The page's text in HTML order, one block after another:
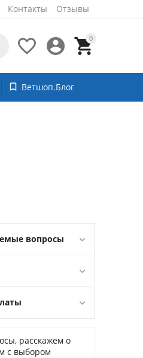
Контакты Отзывы
0



bookmark_border Ветшоп.Блог
вопросы
расскажем о
с выбором